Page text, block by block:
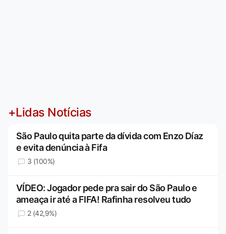
+Lidas Notícias
São Paulo quita parte da dívida com Enzo Díaz
e evita denúncia à Fifa
3 (100%)
VÍDEO: Jogador pede pra sair do São Paulo e
ameaça ir até a FIFA! Rafinha resolveu tudo
2 (42,9%)